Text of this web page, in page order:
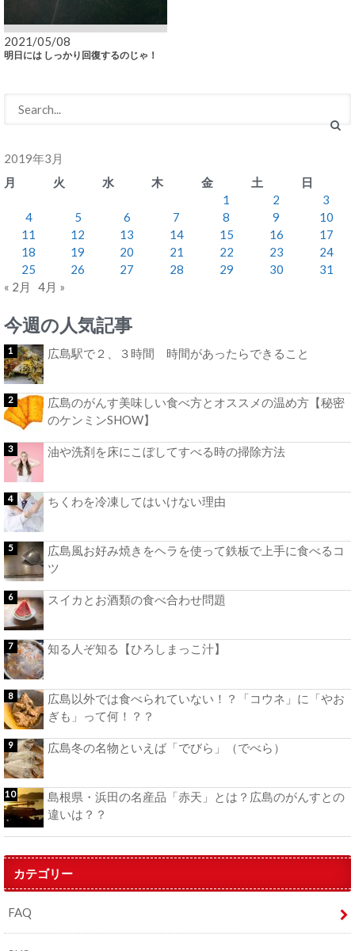
2021/05/08
明日には しっかり回復するのじゃ！
2019年3月
月
火 水 木 金 土
日
1
2
3
4
5 6 7 8 9
10
11
12 13 14 15 16
17
18
19 20 21 22 23
24
25
26 27 28 29 30
31
« 2月
4月 »
今週の人気記事
広島駅で２、３時間 時間があったらできること
広島のがんす美味しい食べ方とオススメの温め方【秘密
のケンミンSHOW】
油や洗剤を床にこぼしてすべる時の掃除方法
ちくわを冷凍してはいけない理由
広島風お好み焼きをヘラを使って鉄板で上手に食べるコ
ツ
スイカとお酒類の食べ合わせ問題
知る人ぞ知る【ひろしまっこ汁】
広島以外では食べられていない！？「コウネ」に「やお
ぎも」って何！？？
広島冬の名物といえば「でびら」（でべら）
島根県・浜田の名産品「赤天」とは？広島のがんすとの
違いは？？
カテゴリー
FAQ